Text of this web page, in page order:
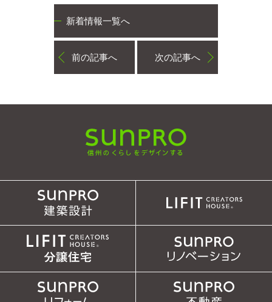
新着情報一覧へ
前の記事へ 次の記事へ